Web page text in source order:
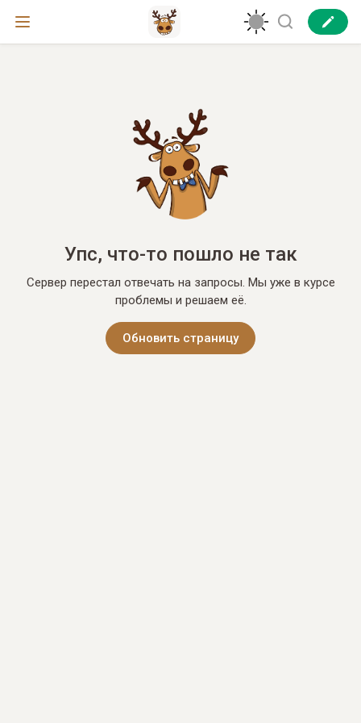
Упс, что-то пошло не так
Сервер перестал отвечать на запросы. Мы уже в курсе
проблемы и решаем её.
Обновить страницу